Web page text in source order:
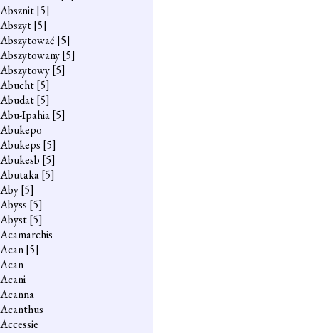
Absznit[5]
Abszyt[5]
Abszytować [5]
Abszytowany[5]
Abszytowy[5]
Abucht[5]
Abudat[5]
Abu-Ipahia[5]
Abukepo
Abukeps [5]
Abukesb [5]
Abutaka[5]
Aby[5]
Abyss [5]
Abyst[5]
Acamarchis
Acan[5]
Acan
Acani
Acanna
Acanthus
Accessie